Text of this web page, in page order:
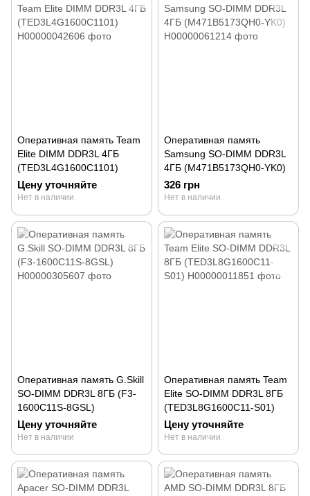
Оперативная память Team
Elite DIMM DDR3L 4ГБ
(TED3L4G1600C1101)
Цену уточняйте
Нет в наличии
Оперативная память
Samsung SO-DIMM DDR3L
4ГБ (M471B5173QH0-YK0)
326 грн
Нет в наличии
Оперативная память G.Skill
SO-DIMM DDR3L 8ГБ (F3-
1600C11S-8GSL)
Цену уточняйте
Нет в наличии
Оперативная память Team
Elite SO-DIMM DDR3L 8ГБ
(TED3L8G1600C11-S01)
Цену уточняйте
Нет в наличии